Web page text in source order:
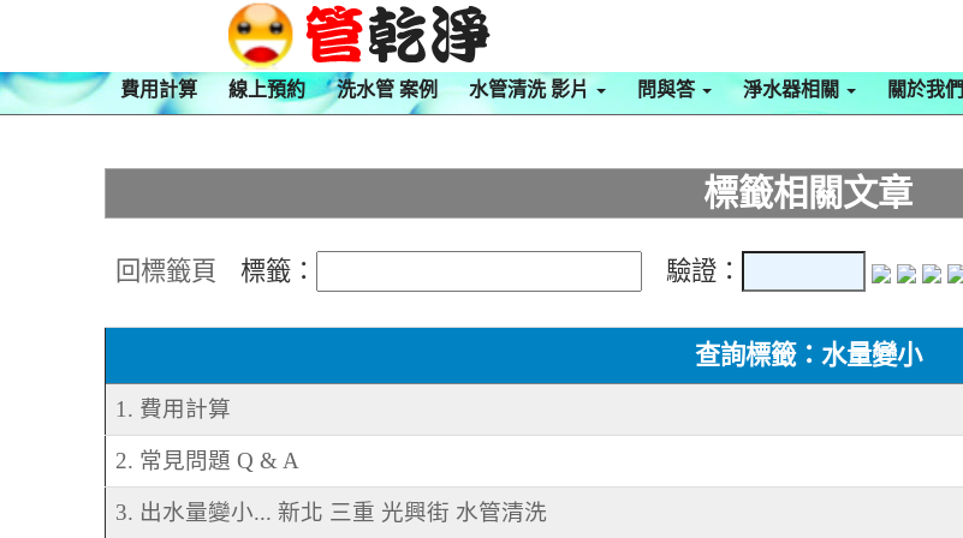
費用計算 線上預約 洗水管 案例 水管清洗 影片 問與答 淨水器相關 關於我們
標籤相關文章
回標籤頁 標籤： 驗證：
查詢標籤：水量變小
1. 費用計算
2. 常見問題 Q & A
3. 出水量變小... 新北 三重 光興街 水管清洗